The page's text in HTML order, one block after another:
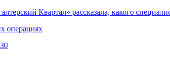
Квартал» рассказала, какого
операциях